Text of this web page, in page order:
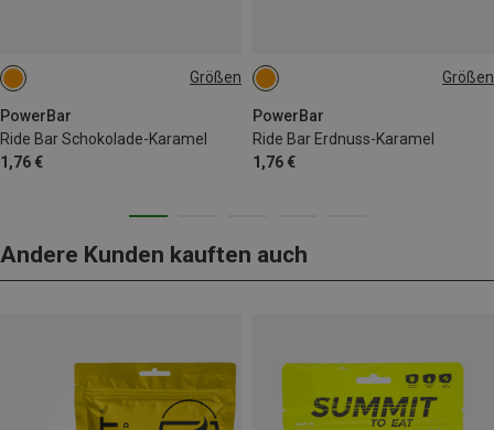
Größen
PowerBar
Ride Bar Schokolade-Karamel
1,76 €
STÜCK Größen
PowerBar
Ride Bar Erdnuss-Karamel
1,76 €
STÜCK
Andere Kunden kauften auch